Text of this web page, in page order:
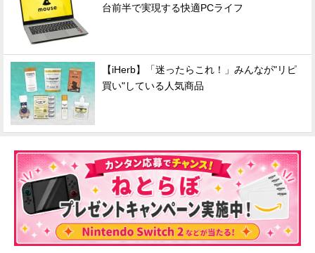
台前半で実現する快適PCライフ
【iHerb】「迷ったらこれ！」みんなが"リピ
買い"している人気商品